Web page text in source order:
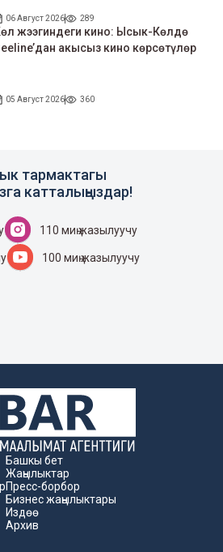
06 Август 2026 289
жээгиндеги кино: Ысык-Көлдө
акысыз кино көрсөтүлөр
05 Август 2026 360
тармактагы
катталыңыздар!
110 миң жазылуучу
100 миң жазылуучу
Башкы бет
Жаңылыктар
Пресс-борбор
Бизнес жаңылыктары
Издөө
Архив